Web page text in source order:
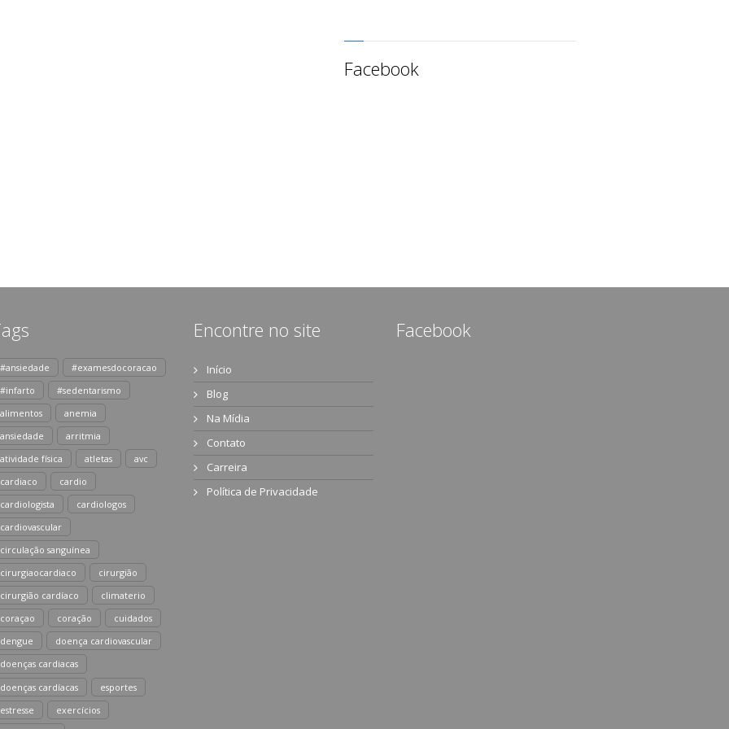
Facebook
#ansiedade
#examesdocoracao
#infarto
#sedentarismo
alimentos
anemia
ansiedade
arritmia
atividade física
atletas
avc
cardiaco
cardio
cardiologista
cardiologos
cardiovascular
circulação sanguínea
cirurgiaocardiaco
cirurgião
cirurgião cardíaco
climaterio
coraçao
coração
cuidados
dengue
doença cardiovascular
doenças cardiacas
doenças cardíacas
esportes
estresse
exercícios
Encontre no site
Início
Blog
Na Mídia
Contato
Carreira
Política de Privacidade
Facebook